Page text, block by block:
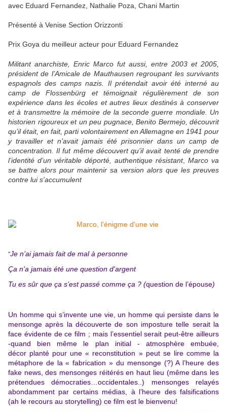
avec Eduard Fernandez, Nathalie Poza, Chani Martin
Présenté à Venise Section Orizzonti
Prix Goya du meilleur acteur pour Eduard Fernandez
Militant anarchiste, Enric Marco fut aussi, entre 2003 et 2005,
président de l’Amicale de Mauthausen regroupant les survivants
espagnols des camps nazis. Il prétendait avoir été interné au
camp de Flossenbürg et témoignait régulièrement de son
expérience dans les écoles et autres lieux destinés à conserver
et à transmettre la mémoire de la seconde guerre mondiale. Un
historien rigoureux et un peu pugnace, Benito Bermejo, découvrit
qu’il était, en fait, parti volontairement en Allemagne en 1941 pour
y travailler et n’avait jamais été prisonnier dans un camp de
concentration. Il fut même découvert qu’il avait tenté de prendre
l’identité d’un véritable déporté, authentique résistant, Marco va
se battre alors pour maintenir sa version alors que les preuves
contre lui s'accumulent
"Je n’ai jamais fait de mal à personne
Ça n'a jamais été une question d'argent
Tu es sûr que ça s’est passé comme ça ? (question de l’épouse)
Un homme qui s’invente une vie, un homme qui persiste dans le
mensonge après la découverte de son imposture telle serait la
face évidente de ce film ; mais l’essentiel serait peut-être ailleurs
-quand bien même le plan initial - atmosphère embuée,
décor planté pour une « reconstitution » peut se lire comme la
métaphore de la « fabrication » du mensonge (?) A l’heure des
fake news, des mensonges réitérés en haut lieu (même dans les
prétendues démocraties…occidentales..) mensonges relayés
abondamment par certains médias, à l’heure des falsifications
(ah le recours au storytelling) ce film est le bienvenu!